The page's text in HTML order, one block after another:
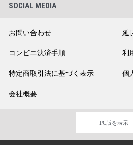
SOCIAL MEDIA
お問い合わせ 延
コンビニ決済手順 利
特定商取引法に基づく表示 個
会社概要
PC版を表示